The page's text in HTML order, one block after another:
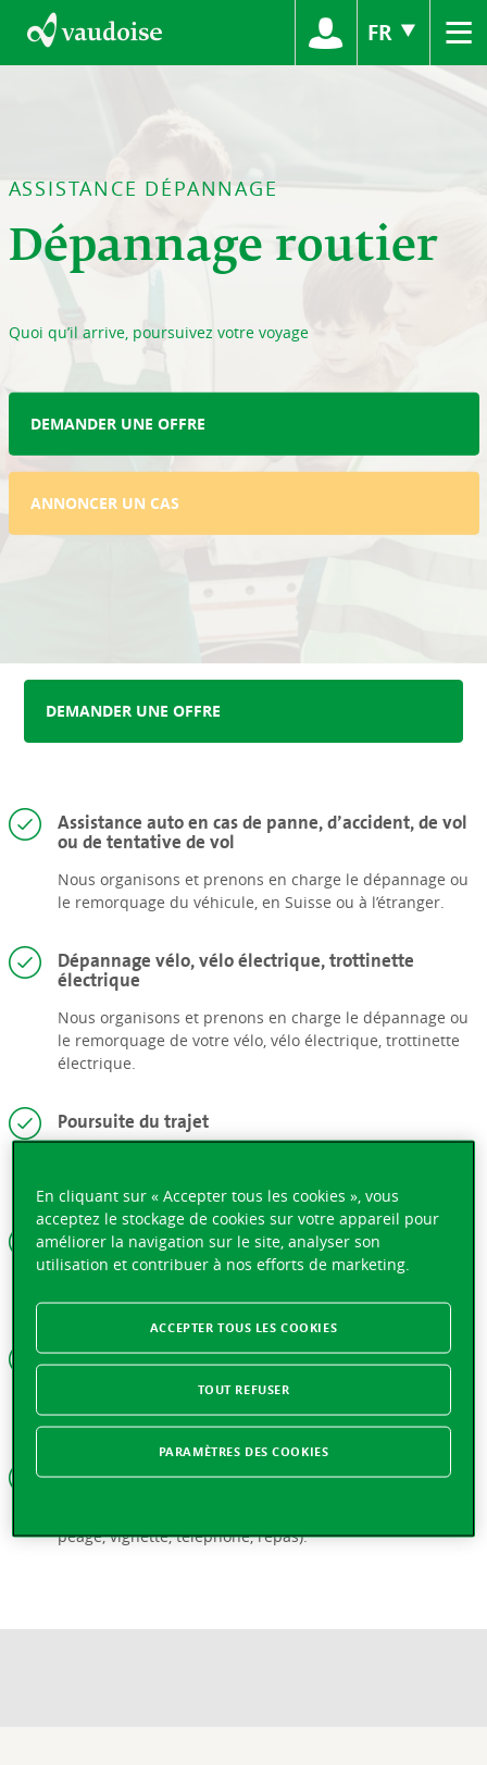
FR ≡
ASSISTANCE DÉPANNAGE
Dépannage routier
Quoi qu’il arrive, poursuivez votre voyage
DEMANDER UNE OFFRE
ANNONCER UN CAS
DEMANDER UNE OFFRE
Assistance auto en cas de panne, d’accident, de vol
ou de tentative de vol
Nous organisons et prenons en charge le dépannage ou
le remorquage du véhicule, en Suisse ou à l’étranger.
Dépannage vélo, vélo électrique, trottinette
électrique
Nous organisons et prenons en charge le dépannage ou
le remorquage de votre vélo, vélo électrique, trottinette
électrique.
Poursuite du trajet
Avance sur les frais de réparation à l’étranger
Nous versons une avance sur les frais de réparation
nécessaires à la poursuite du voyage.
Paiement de la franchise
La franchise casco est prise en charge en cas de
dommage à un véhicule loué, même si vous êtes en tort.
Frais divers
péage, vignette, téléphone, repas).
En cliquant sur « Accepter tous les cookies », vous
acceptez le stockage de cookies sur votre appareil pour
améliorer la navigation sur le site, analyser son
utilisation et contribuer à nos efforts de marketing.
TOUT REFUSER
ACCEPTER TOUS LES COOKIES
PARAMÈTRES DES COOKIES